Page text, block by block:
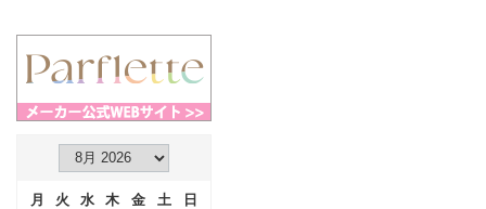
月 火 水 木 金 土
日